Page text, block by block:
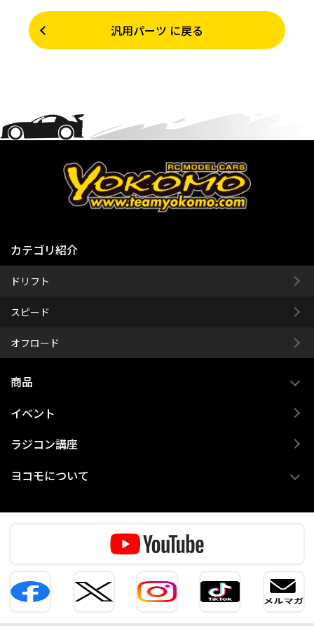
汎用パーツ に戻る
カテゴリ紹介
ドリフト
スピード
オフロード
商品
イベント
ラジコン講座
ヨコモについて